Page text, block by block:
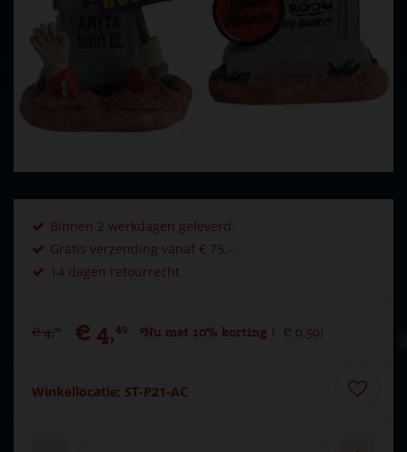
Binnen 2 werkdagen geleverd.
Gratis verzending vanaf € 75,- .
14 dagen retourrecht.
€ 4,99 € 4,49 Nu met 10% korting € 0,50
Winkellocatie: ST-P21-AC